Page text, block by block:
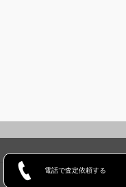
電話で査定依頼する
ホーム